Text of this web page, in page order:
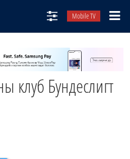
Mobile TV
клуб Бундеслигт